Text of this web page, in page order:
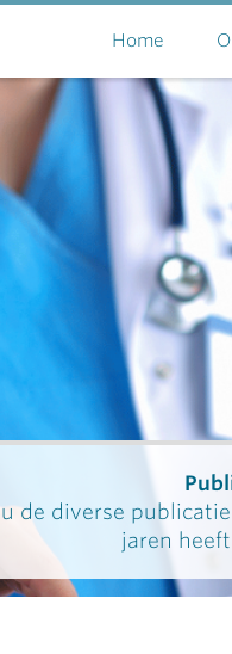
Home
de diverse
jaren